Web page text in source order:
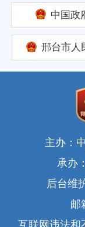
中国政
邢台市人
主办：
承办
后台维
邮